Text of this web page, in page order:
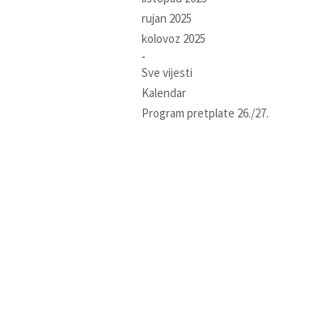
rujan 2025
kolovoz 2025
Sve vijesti
Kalendar
Program pretplate 26./27.